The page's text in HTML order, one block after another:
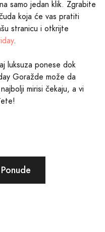
samo jedan klik. Zgrabite
koja će vas pratiti
stranicu i otkrijte
.
luksuza ponese dok
Goražde može da
mirisi čekaju, a vi